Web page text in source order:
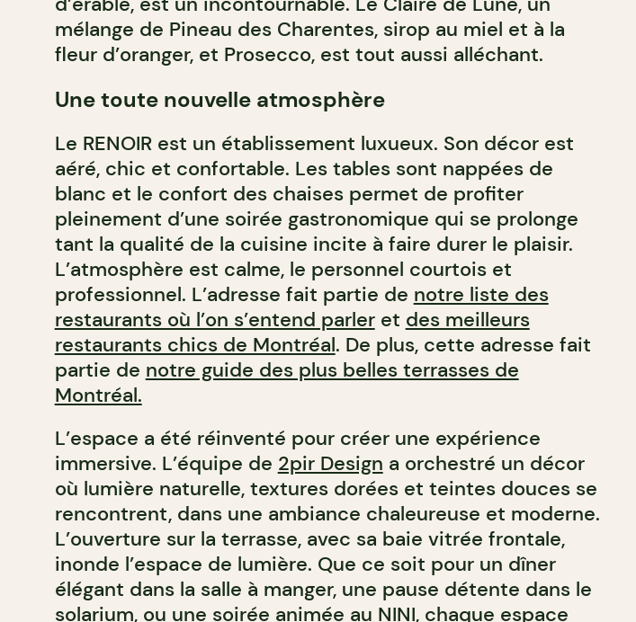
mélange de Pineau des Charentes, sirop au miel et à la
fleur d’oranger, et Prosecco, est tout aussi alléchant.
Une toute nouvelle atmosphère
Le RENOIR est un établissement luxueux. Son décor est
aéré, chic et confortable. Les tables sont nappées de
blanc et le confort des chaises permet de profiter
pleinement d’une soirée gastronomique qui se prolonge
tant la qualité de la cuisine incite à faire durer le plaisir.
L’atmosphère est calme, le personnel courtois et
professionnel. L’adresse fait partie de notre liste des
restaurants où l’on s’entend parleret des meilleurs
restaurants chics de Montréal. De plus, cette adresse fait
partie de notre guide des plus belles terrasses de
Montréal.
L’espace a été réinventé pour créer une expérience
immersive. L’équipe de 2pir Design a orchestré un décor
où lumière naturelle, textures dorées et teintes douces se
rencontrent, dans une ambiance chaleureuse et moderne.
L’ouverture sur la terrasse, avec sa baie vitrée frontale,
inonde l’espace de lumière. Que ce soit pour un dîner
élégant dans la salle à manger, une pause détente dans le
solarium, ou une soirée animée au NINI, chaque espace